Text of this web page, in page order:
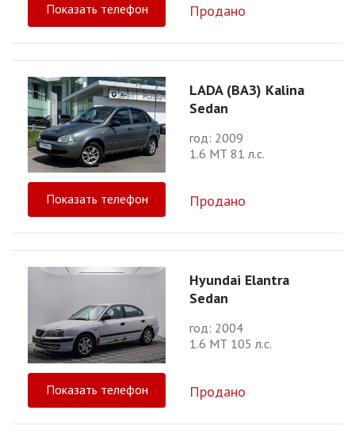
Показать телефон Продано
LADA (ВАЗ) Kalina
Sedan
год: 2009
1.6 МТ 81 л.с.
Показать телефон Продано
Hyundai Elantra
Sedan
год: 2004
1.6 МТ 105 л.с.
Показать телефон Продано